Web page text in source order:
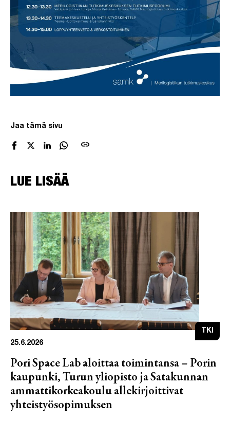
Jaa tämä sivu
link
LUE LISÄÄ
TKI
25.6.2026
Pori Space Lab aloittaa toimintansa – Porin
kaupunki, Turun yliopisto ja Satakunnan
ammattikorkeakoulu allekirjoittivat
yhteistyösopimuksen